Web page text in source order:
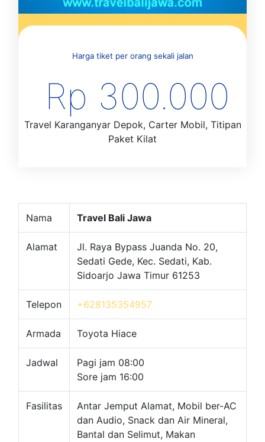
Harga tiket per orang sekali jalan
Rp 300.000
Travel Karanganyar Depok, Carter Mobil, Titipan
Paket Kilat
Nama Travel Bali Jawa
Alamat
Jl. Raya Bypass Juanda No. 20,
Sedati Gede, Kec. Sedati, Kab.
Sidoarjo Jawa Timur 61253
Telepon +628135354957
Armada Toyota Hiace
Jadwal
Pagi jam 08:00
Sore jam 16:00
Fasilitas
Antar Jemput Alamat, Mobil ber-AC
dan Audio, Snack dan Air Mineral,
Bantal dan Selimut, Makan